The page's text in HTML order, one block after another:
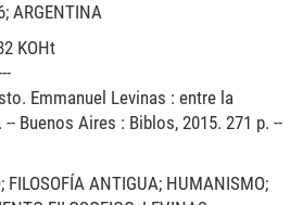
ARGENTINA
KOHt
Emmanuel Levinas : entre la
Buenos Aires : Biblos, 2015. 271 p. --
FILOSOFÍA ANTIGUA; HUMANISMO;